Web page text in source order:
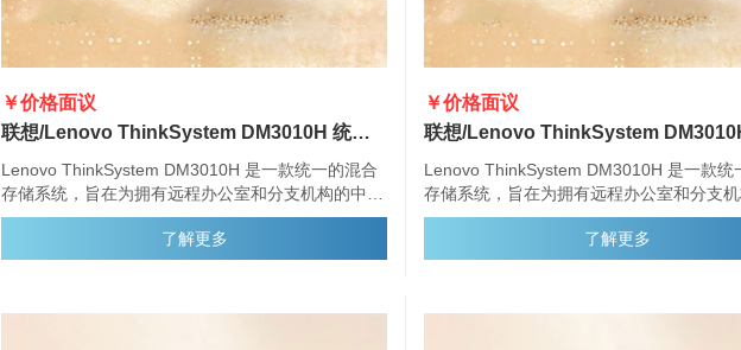
￥价格面议
联想/Lenovo ThinkSystem DM3010H 统一混合存储阵列
Lenovo ThinkSystem DM3010H 是一款统一的混合
存储系统，旨在为拥有远程办公室和分支机构的中小
型企业提供性能、简便性、容量、安全性和高可用
性。ThinkSystem DM3010H 提供企业级存储管理功
能，具有多种主机连接选项、灵活的驱动器配置和增
了解更多
￥价格面议
Lenovo ThinkSystem DM3010H 是一款统
存储系统，旨在为拥有远程办公室和分支
型企业提供性能、简便性、容量、安全性
性。ThinkSystem DM3010H 提供企业级
能，具有多种主机连接选项、灵活的驱动
了解更多